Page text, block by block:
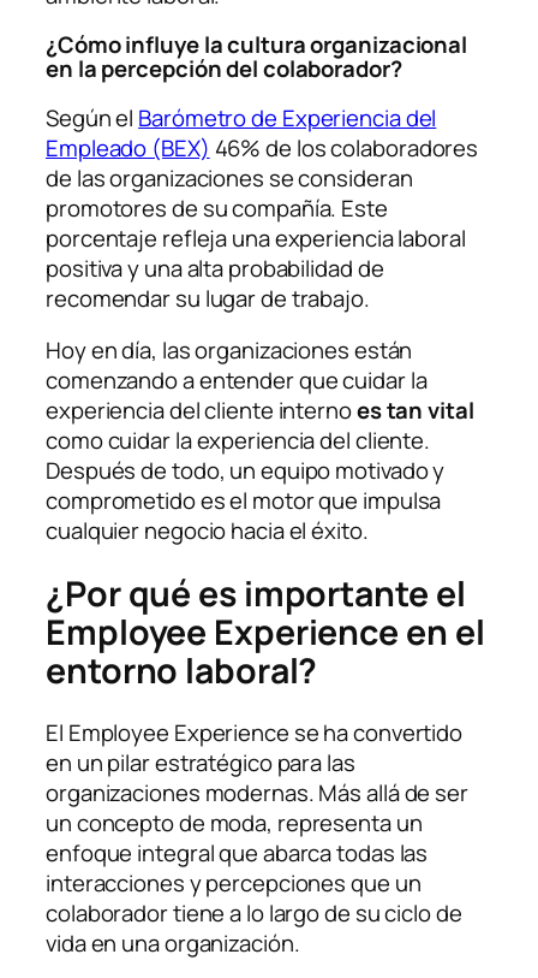
¿Cómo influye la cultura organizacional
en la percepción del colaborador?
Según el Barómetro de Experiencia del
Empleado (BEX) 46% de los colaboradores
de las organizaciones se consideran
promotores de su compañía. Este
porcentaje refleja una experiencia laboral
positiva y una alta probabilidad de
recomendar su lugar de trabajo.
Hoy en día, las organizaciones están
comenzando a entender que cuidar la
experiencia del cliente internoes tan vital
como cuidar la experiencia del cliente.
Después de todo, un equipo motivado y
comprometido es el motor que impulsa
cualquier negocio hacia el éxito.
¿Por qué es importante el
Employee Experience en el
entorno laboral?
El Employee Experience se ha convertido
en un pilar estratégico para las
organizaciones modernas. Más allá de ser
un concepto de moda, representa un
enfoque integral que abarca todas las
interacciones y percepciones que un
colaborador tiene a lo largo de su ciclo de
vida en una organización.